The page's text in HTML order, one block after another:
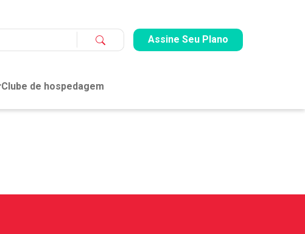
Assine Seu Plano
Clube de hospedagem